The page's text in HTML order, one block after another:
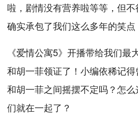
啦，剧情没有营养啦等等，但
确实承包了我们这么多年的笑点
《爱情公寓5》开播带给我们最
和胡一菲领证了！小编依稀记
和胡一菲之间摇摆不定吗？怎
们就在一起了？